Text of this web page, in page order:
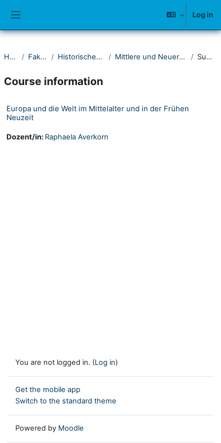
Log in
Home Fakultät I Historisches Seminar Mittlere und Neuere Geschichte Summary
Course information
Europa und die Welt im Mittelalter und in der Frühen
Neuzeit
Dozent/in: Raphaela Averkorn
You are not logged in. (Log in)
Get the mobile app
Switch to the standard theme
Powered by Moodle